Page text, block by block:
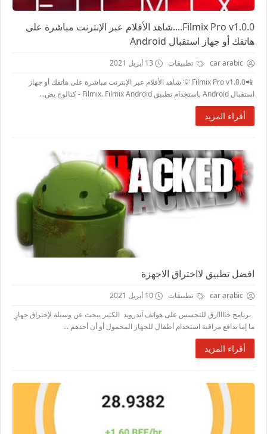
Filmix Pro v1.0.0....شاهد الأفلام عبر الإنترنت مباشرة على
هاتفك أو جهاز استقبال Android
car arabic تطبيقات
13 أبريل 2021
📲Filmix Pro v1.0.0 💡 شاهد الأفلام عبر الإنترنت مباشرة على هاتفك أو جهاز
استقبال Android باستخدام تطبيق Filmix. Filmix Android - كتالوج يض...
أقراء المزيد
افضل تطبيق لااختراق الاجهزة
car arabic تطبيقات
10 أبريل 2021
برنامج خااااارق للتجسس على هواتف آندرويد الكثير يبحث عن وسيلة لإختراق جهازٍ
ما إما بدافع مراقبة استخدام أطفال للجهاز المحمول أو أن أحدهم ...
أقراء المزيد